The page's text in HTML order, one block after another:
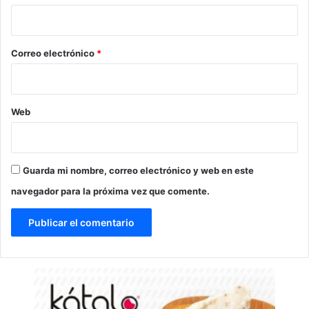
*
Correo electrónico *
Web
Guarda mi nombre, correo electrónico y web en este
navegador para la próxima vez que comente.